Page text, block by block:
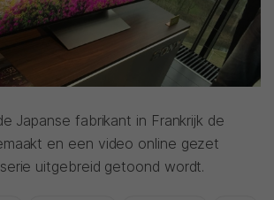
Japanse fabrikant in Frankrijk de
en een video online gezet
uitgebreid getoond wordt.